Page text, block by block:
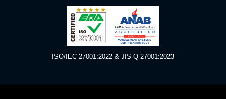
ISO/IEC 27001:2022 & JIS Q 27001:2023